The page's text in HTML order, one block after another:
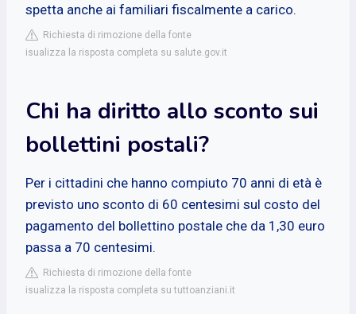
spetta anche ai familiari fiscalmente a carico.
Richiesta di rimozione della fonte
isualizza la risposta completa su salute.gov.it
Chi ha diritto allo sconto sui
bollettini postali?
Per i cittadini che hanno compiuto 70 anni di età è
previsto uno sconto di 60 centesimi sul costo del
pagamento del bollettino postale che da 1,30 euro
passa a 70 centesimi.
Richiesta di rimozione della fonte
isualizza la risposta completa su tuttoanziani.it